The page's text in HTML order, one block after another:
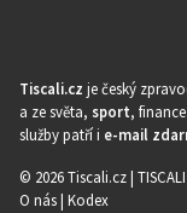
Tiscali.cz je český
a ze světa, sport,
služby patří i e-mail
© 2026 Tiscali.cz |
O nás| Kodex